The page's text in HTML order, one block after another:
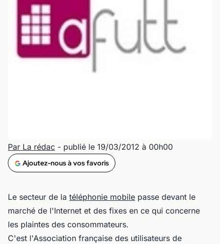
Par La rédac - publié le 19/03/2012 à 00h00
Ajoutez-nous à vos favoris
Le secteur de la téléphonie mobile passe devant le
marché de l'Internet et des fixes en ce qui concerne
les plaintes des consommateurs.
C'est l'Association française des utilisateurs de